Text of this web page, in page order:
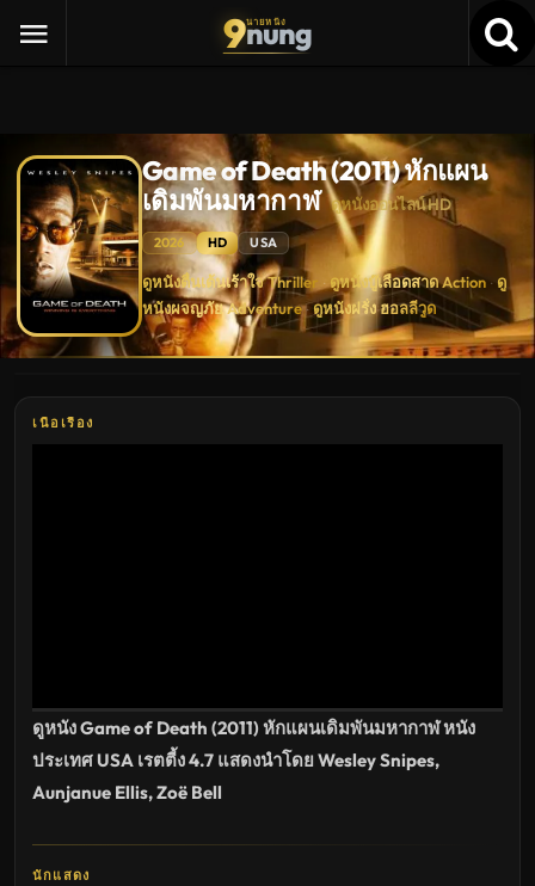
9นายหนัง
nung
Game of Death (2011) หักแผน
เดิมพันมหากาฬ ดูหนังออนไลน์ HD
2026 HD USA
Game
of
Death
(2011)
หัก
แผน
พัน
ดูหนังตื่นเต้นเร้าใจ Thriller · ดูหนังบู๊เลือดสาด Action · ดู
หนังผจญภัย Adventure · ดูหนังฝรั่ง ฮอลลีวูด
เนื้อเรื่อง
ดูหนัง Game of Death (2011) หักแผนเดิมพันมหากาฬ หนัง
ประเทศ USA เรตตี้ง 4.7 แสดงนำโดย Wesley Snipes,
Aunjanue Ellis, Zoë Bell
นักแสดง